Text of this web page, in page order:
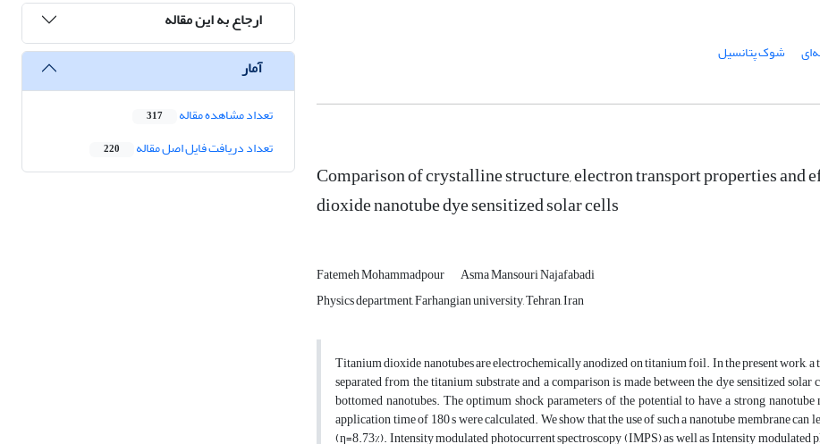
شوک پتانسیل
Comparison of crystalline structure, electron transport properties
dioxide nanotube dye sensitized solar cells
Fatemeh Mohammadpour
Asma Mansouri Najafabadi
Physics department, Farhangian university, Tehran, Iran
Titanium dioxide nanotubes are electrochemically anodized on titanium foil. In the present work,
separated from the titanium substrate and a comparison is made between the dye sensitized
bottomed nanotubes. The optimum shock parameters of the potential to have a strong
application time of 180 s were calculated. We show that the use of such a nanotube membrane
(ƞ=8.73%). Intensity modulated photocurrent spectroscopy (IMPS) as well as Intensity
ارجاع به این مقاله
آمار
تعداد مشاهده مقاله 317
تعداد دریافت فایل اصل مقاله 220